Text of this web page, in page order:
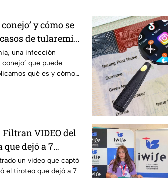
y cómo se
de tularemia
población
una infección
que puede
qué es y cómo
Filtran VIDEO del
que dejó a 7
h3r1d0s; así
un video que captó
el tiroteo que dejó a 7